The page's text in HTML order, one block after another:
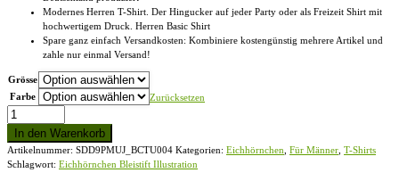
Modernes Herren T-Shirt. Der Hingucker auf jeder Party oder als Freizeit Shirt mit
hochwertigem Druck. Herren Basic Shirt
Spare ganz einfach Versandkosten: Kombiniere kostengünstig mehrere Artikel und
zahle nur einmal Versand!
Grösse
Farbe
Zurücksetzen
Eichhörnchen
Kritzelkunst
Illustration
-
Herren
In den Warenkorb
Artikelnummer: SDD9PMUJ_BCTU004 Kategorien: Eichhörnchen Für Männer T-Shirts
Schlagwort: Eichhörnchen Bleistift Illustration